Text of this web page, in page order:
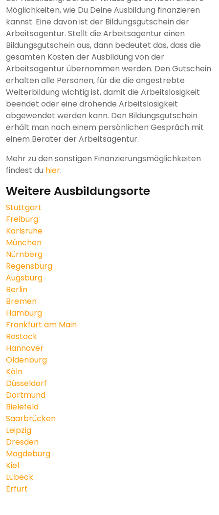
Möglichkeiten, wie Du Deine Ausbildung finanzieren
kannst. Eine davon ist der Bildungsgutschein der
Arbeitsagentur. Stellt die Arbeitsagentur einen
Bildungsgutschein aus, dann bedeutet das, dass die
gesamten Kosten der Ausbildung von der
Arbeitsagentur übernommen werden. Den Gutschein
erhalten alle Personen, für die die angestrebte
Weiterbildung wichtig ist, damit die Arbeitslosigkeit
beendet oder eine drohende Arbeitslosigkeit
abgewendet werden kann. Den Bildungsgutschein
erhält man nach einem persönlichen Gespräch mit
einem Berater der Arbeitsagentur.
Mehr zu den sonstigen Finanzierungsmöglichkeiten
findest du hier.
Weitere Ausbildungsorte
Stuttgart
Freiburg
Karlsruhe
München
Nürnberg
Regensburg
Augsburg
Berlin
Bremen
Hamburg
Frankfurt am Main
Rostock
Hannover
Oldenburg
Köln
Düsseldorf
Dortmund
Bielefeld
Saarbrücken
Leipzig
Dresden
Magdeburg
Kiel
Lübeck
Erfurt